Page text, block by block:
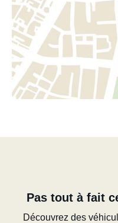
Pas tout à fait
Découvrez des